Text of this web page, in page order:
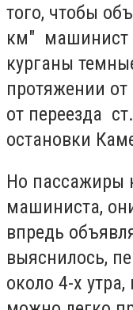
того, чтобы
км" машинист
курганы
протяжении
от переезда
остановки
Но пассажиры
машиниста,
впредь
выяснилось,
около 4-х